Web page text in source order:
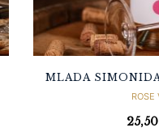
MLADA
ROSE
25,50